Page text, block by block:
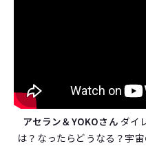
アセラン＆YOKOさん ダイ
は？なったらどうなる？宇